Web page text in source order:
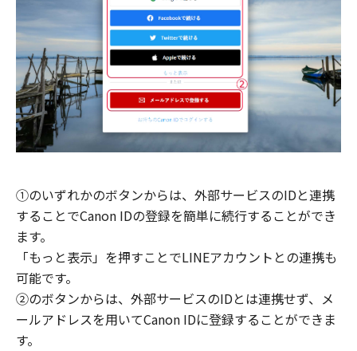
①のいずれかのボタンからは、外部サービスのIDと連携
することでCanon IDの登録を簡単に続行することができ
ます。
「もっと表示」を押すことでLINEアカウントとの連携も
可能です。
②のボタンからは、外部サービスのIDとは連携せず、メ
ールアドレスを用いてCanon IDに登録することができま
す。